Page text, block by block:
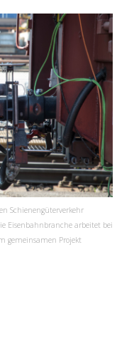
Schienengüterverkehr
Eisenbahnbranche arbeitet bei
gemeinsamen Projekt